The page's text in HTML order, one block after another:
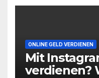
ONLINE GELD VERDIENEN
Mit
verdienen?